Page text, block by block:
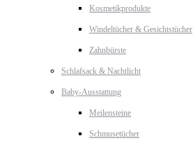
Kosmetikprodukte
Windeltücher & Gesichtstücher
Zahnbürste
Schlafsack & Nachtlicht
Baby-Ausstattung
Meilensteine
Schmusetücher